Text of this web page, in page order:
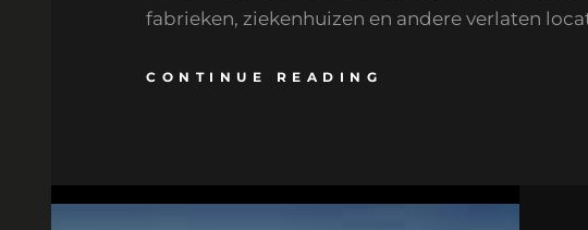
fabrieken, ziekenhuizen en andere verlaten
CONTINUE READING